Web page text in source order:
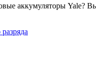
аккумуляторы Yale?